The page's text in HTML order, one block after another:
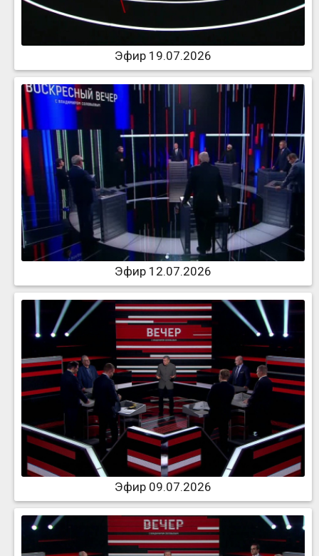
Эфир 19.07.2026
Эфир 12.07.2026
Эфир 09.07.2026